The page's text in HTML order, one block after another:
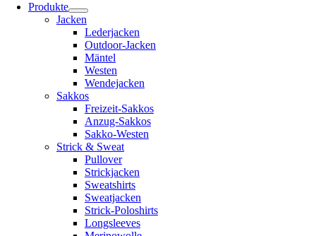
Produkte
Jacken
Lederjacken
Outdoor-Jacken
Mäntel
Westen
Wendejacken
Sakkos
Freizeit-Sakkos
Anzug-Sakkos
Sakko-Westen
Strick & Sweat
Pullover
Strickjacken
Sweatshirts
Sweatjacken
Strick-Poloshirts
Longsleeves